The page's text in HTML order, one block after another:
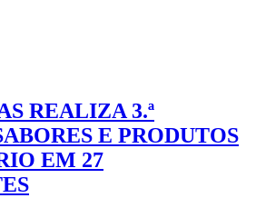
REALIZA 3.ª
E PRODUTOS
EM 27